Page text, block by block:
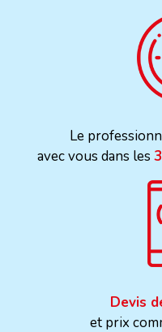
Le
avec vous dans les
Devis
et prix